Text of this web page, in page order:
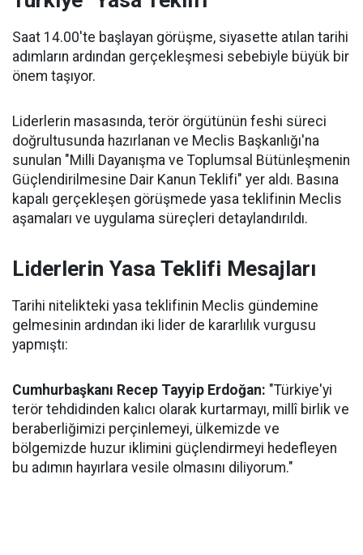
Saat 14.00'te başlayan görüşme, siyasette atılan tarihi
adımların ardından gerçekleşmesi sebebiyle büyük bir
önem taşıyor.
Liderlerin masasında, terör örgütünün feshi süreci
doğrultusunda hazırlanan ve Meclis Başkanlığı'na
sunulan "Milli Dayanışma ve Toplumsal Bütünleşmenin
Güçlendirilmesine Dair Kanun Teklifi" yer aldı. Basına
kapalı gerçekleşen görüşmede yasa teklifinin Meclis
aşamaları ve uygulama süreçleri detaylandırıldı.
Liderlerin Yasa Teklifi Mesajları
Tarihi nitelikteki yasa teklifinin Meclis gündemine
gelmesinin ardından iki lider de kararlılık vurgusu
yapmıştı:
Cumhurbaşkanı Recep Tayyip Erdoğan: "Türkiye'yi
terör tehdidinden kalıcı olarak kurtarmayı, millî birlik ve
beraberliğimizi perçinlemeyi, ülkemizde ve
bölgemizde huzur iklimini güçlendirmeyi hedefleyen
bu adımın hayırlara vesile olmasını diliyorum."